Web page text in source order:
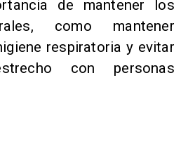
de mantener los
como mantener
respiratoria y evitar
con personas